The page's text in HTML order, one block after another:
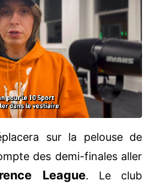
sur la pelouse de
des demi-finales aller
League. Le club